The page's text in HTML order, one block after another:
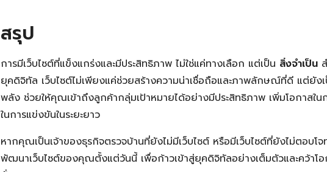
สรุป
การมีเว็บไซต์ที่แข็งแกร่งและมีประสิทธิภาพ ไม่ใช่แค่ทางเลือก แต่เป็น สิ่งจำเป็น
ยุคดิจิทัล เว็บไซต์ไม่เพียงแค่ช่วยสร้างความน่าเชื่อถือและภาพลักษณ์ที่ดี แต่ยัง
พลัง ช่วยให้คุณเข้าถึงลูกค้ากลุ่มเป้าหมายได้อย่างมีประสิทธิภาพ เพิ่มโอกาสใน
ในการแข่งขันในระยะยาว
หากคุณเป็นเจ้าของธุรกิจตรวจบ้านที่ยังไม่มีเว็บไซต์ หรือมีเว็บไซต์ที่ยังไม่ตอบโจ
พัฒนาเว็บไซต์ของคุณตั้งแต่วันนี้ เพื่อก้าวเข้าสู่ยุคดิจิทัลอย่างเต็มตัวและคว้าโ